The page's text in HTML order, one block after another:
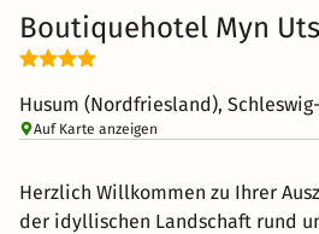
Boutiquehotel Myn
Husum (Nordfriesland),
Auf Karte anzeigen
Herzlich Willkommen zu Ihrer
der idyllischen Landschaft rund